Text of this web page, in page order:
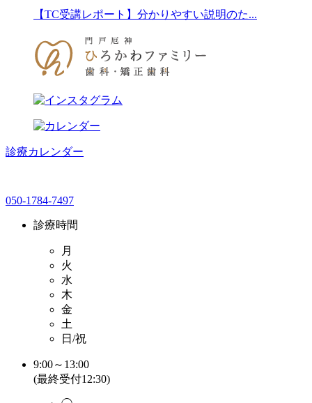
【TC受講レポート】分かりやすい説明のた...
診療カレンダー
050-1784-7497
診療時間
月
火
水
木
金
土
日/祝
9:00～13:00
(最終受付12:30)